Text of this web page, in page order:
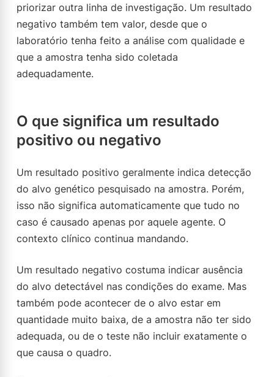
priorizar outra linha de investigação. Um resultado
negativo também tem valor, desde que o
laboratório tenha feito a análise com qualidade e
que a amostra tenha sido coletada
adequadamente.
O que significa um resultado
positivo ou negativo
Um resultado positivo geralmente indica detecção
do alvo genético pesquisado na amostra. Porém,
isso não significa automaticamente que tudo no
caso é causado apenas por aquele agente. O
contexto clínico continua mandando.
Um resultado negativo costuma indicar ausência
do alvo detectável nas condições do exame. Mas
também pode acontecer de o alvo estar em
quantidade muito baixa, de a amostra não ter sido
adequada, ou de o teste não incluir exatamente o
que causa o quadro.